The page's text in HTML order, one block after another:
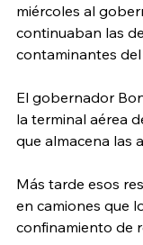
miércoles al
continuaban las
contaminantes
El gobernador
la terminal aérea
que almacena las
Más tarde esos
en camiones que
confinamiento de